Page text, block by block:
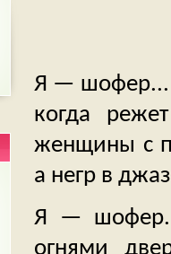
Я — шофер...
когда
женщины с
а негр в
Я —
огнями